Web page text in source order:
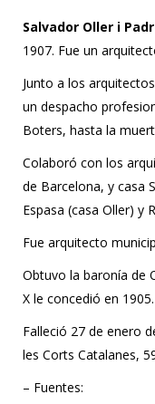
Salvador Oller i
1907. Fue un
Junto a los
un despacho
Boters, hasta la
Colaboró con los
de Barcelona, y casa
Espasa (casa Oller) y
Fue arquitecto
Obtuvo la baronía de
X le concedió en 1905.
Falleció 27 de enero
les Corts Catalanes,
– Fuentes: